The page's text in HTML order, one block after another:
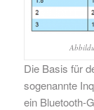
Die Basis für
sogenannte
ein Bluetooth-